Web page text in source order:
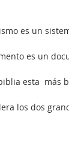
es un
es un
esta  más
los dos